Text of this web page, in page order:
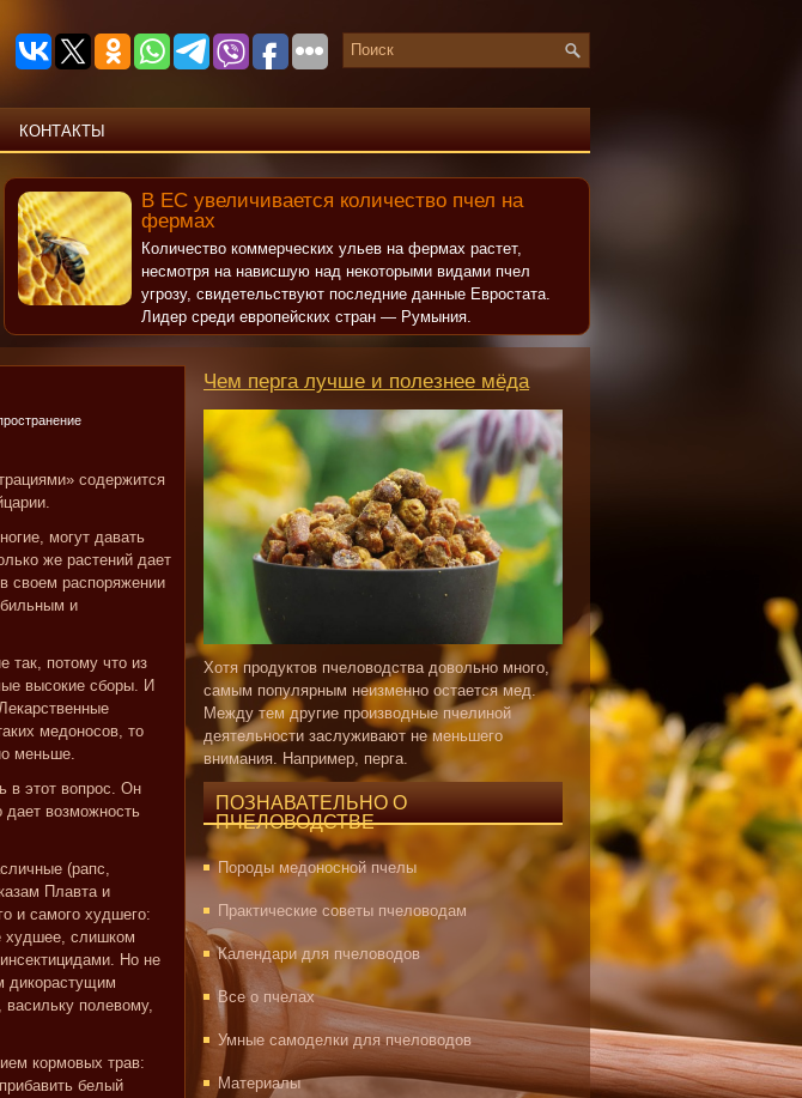
КОНТАКТЫ
В ЕС увеличивается количество пчел на
фермах
Количество коммерческих ульев на фермах растет,
несмотря на нависшую над некоторыми видами пчел
угрозу, свидетельствуют последние данные Евростата.
Лидер среди европейских стран — Румыния.
содержится
могут давать
же растений дает
своем распоряжении
и
так, потому что из
высокие сборы. И
медоносов, то
меньше.
в этот вопрос. Он
возможность
(рапс,
Плавта и
и самого худшего:
худшее, слишком
Но не
дикорастущим
васильку полевому,
кормовых трав:
белый
Чем перга лучше и полезнее мёда
Хотя продуктов пчеловодства довольно много,
самым популярным неизменно остается мед.
Между тем другие производные пчелиной
деятельности заслуживают не меньшего
внимания. Например, перга.
ПОЗНАВАТЕЛЬНО О
ПЧЕЛОВОДСТВЕ
Породы медоносной пчелы
Практические советы пчеловодам
Календари для пчеловодов
Все о пчелах
Умные самоделки для пчеловодов
Материалы